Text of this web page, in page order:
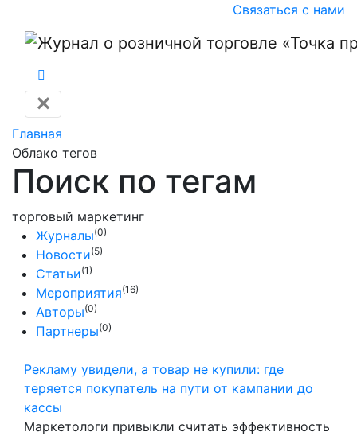
Связаться с нами
✕
Главная
Облако тегов
Поиск по тегам
торговый маркетинг
Журналы(0)
Новости(5)
Статьи(1)
Мероприятия(16)
Авторы(0)
Партнеры(0)
Рекламу увидели, а товар не купили: где
теряется покупатель на пути от кампании до
кассы
Маркетологи привыкли считать эффективность